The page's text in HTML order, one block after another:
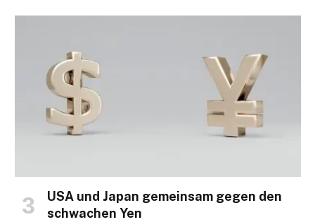
USA und Japan gemeinsam gegen den
schwachen Yen